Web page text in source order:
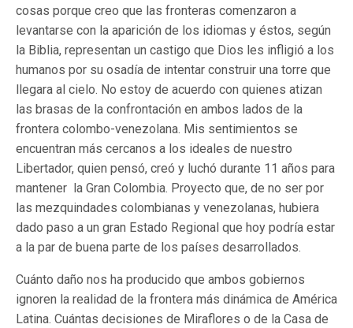
cosas porque creo que las fronteras comenzaron a
levantarse con la aparición de los idiomas y éstos, según
la Biblia, representan un castigo que Dios les infligió a los
humanos por su osadía de intentar construir una torre que
llegara al cielo. No estoy de acuerdo con quienes atizan
las brasas de la confrontación en ambos lados de la
frontera colombo-venezolana. Mis sentimientos se
encuentran más cercanos a los ideales de nuestro
Libertador, quien pensó, creó y luchó durante 11 años para
mantener la Gran Colombia. Proyecto que, de no ser por
las mezquindades colombianas y venezolanas, hubiera
dado paso a un gran Estado Regional que hoy podría estar
a la par de buena parte de los países desarrollados.
Cuánto daño nos ha producido que ambos gobiernos
ignoren la realidad de la frontera más dinámica de América
Latina. Cuántas decisiones de Miraflores o de la Casa de